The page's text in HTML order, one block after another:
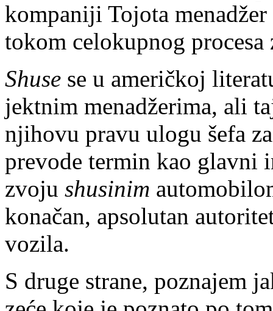
kompaniji Tojota
tokom celokupnog procesa
Shuse se u američkoj
jektnim menadžerima, ali
njihovu pravu ulogu šefa
prevode termin kao
zvoju shusinim
konačan, apsolutan
vozila.
S druge strane, poznajem